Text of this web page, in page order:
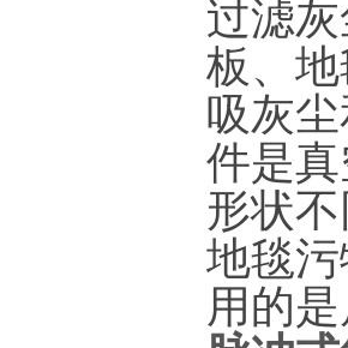
过滤
板、
吸灰
件是
形状
地毯
用的